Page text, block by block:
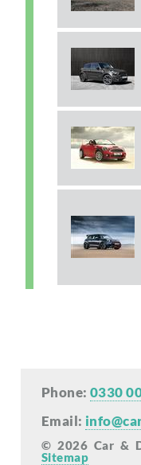
Phone:0330
Email:
© 2026 Car &
Sitemap